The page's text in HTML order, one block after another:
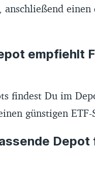
einen
empfiehlt
findest Du im
günstigen
Depot